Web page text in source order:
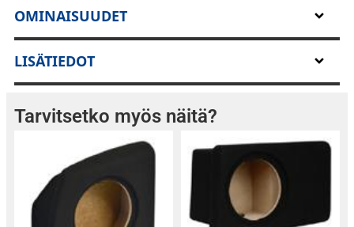
OMINAISUUDET
LISÄTIEDOT
Tarvitsetko myös näitä?